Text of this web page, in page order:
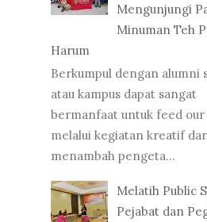
Mengunjungi
Minuman Teh
Harum
Berkumpul dengan alumni
atau kampus dapat sangat
bermanfaat untuk feed our
melalui kegiatan kreatif
menambah pengeta...
Melatih Public
Pejabat dan